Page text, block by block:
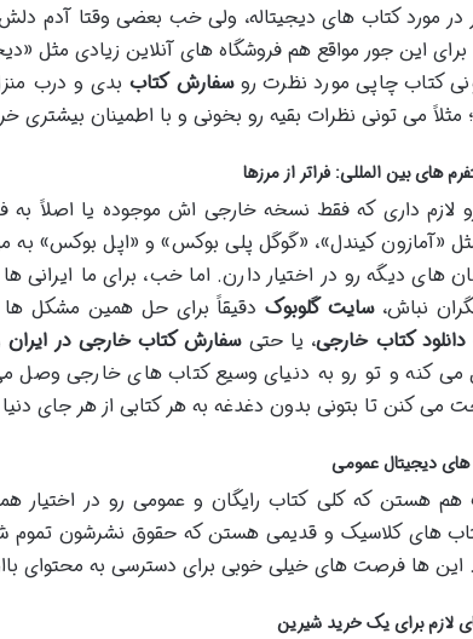
در مورد کتاب های دیجیتاله، ولی خب بعضی وقتا آدم
این جور مواقع هم فروشگاه های آنلاین زیادی مثل
کتاب چاپی مورد نظرت روسفارش کتاببدی و درب
مثلاً می تونی نظرات بقیه رو بخونی و با اطمینان بیشتری
های بین المللی: فراتر از مرزها
لازم داری که فقط نسخه خارجی اش موجوده یا اصلاً
«آمازون کیندل»، «گوگل پلی بوکس» و «اپل بوکس» به
های دیگه رو در اختیار دارن. اما خب، برای ما
نباش،سایت گلوبوکدقیقاً برای حل همین مشکل ها
کتاب خارجی، یا حتیسفارش کتاب خارجی در ایران
کنه و تو رو به دنیای وسیع کتاب های خارجی وصل
می کنن تا بتونی بدون دغدغه به هر کتابی از هر جای
های دیجیتال عمومی
هستن که کلی کتاب رایگان و عمومی رو در اختیار
کتاب های کلاسیک و قدیمی هستن که حقوق نشرشون تموم
این ها فرصت های خیلی خوبی برای دسترسی به محتوای
لازم برای یک خرید شیرین